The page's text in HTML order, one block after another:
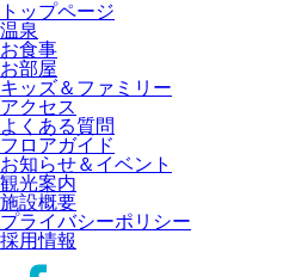
トップページ
温泉
お食事
お部屋
キッズ＆ファミリー
アクセス
よくある質問
フロアガイド
お知らせ＆イベント
観光案内
施設概要
プライバシーポリシー
採用情報